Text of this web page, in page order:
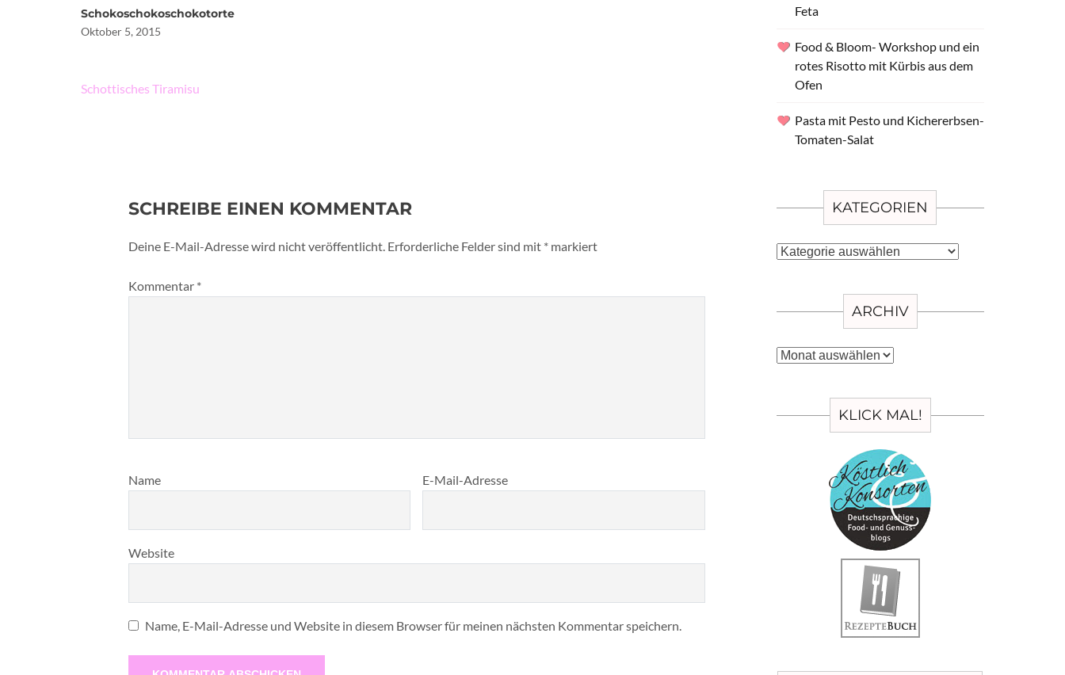
Schokoschokoschokotorte
Oktober 5, 2015
Beitragsnavigation
Schottisches Tiramisu
SCHREIBE EINEN KOMMENTAR
Deine E-Mail-Adresse wird nicht veröffentlicht. Erforderliche Felder sind mit * markiert
Kommentar *
Name E-Mail-Adresse
Website
Name, E-Mail-Adresse und Website in diesem Browser für meinen nächsten Kommentar speichern.
Feta
Food & Bloom- Workshop und ein
rotes Risotto mit Kürbis aus dem
Ofen
Pasta mit Pesto und Kichererbsen-
Tomaten-Salat
KATEGORIEN
Kategorien
ARCHIV
Archiv
KLICK MAL!